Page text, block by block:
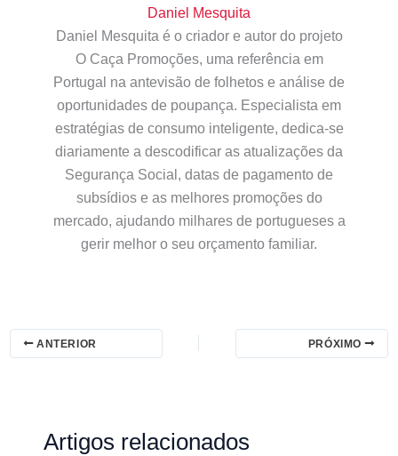
Daniel Mesquita
Daniel Mesquita é o criador e autor do projeto
O Caça Promoções, uma referência em
Portugal na antevisão de folhetos e análise de
oportunidades de poupança. Especialista em
estratégias de consumo inteligente, dedica-se
diariamente a descodificar as atualizações da
Segurança Social, datas de pagamento de
subsídios e as melhores promoções do
mercado, ajudando milhares de portugueses a
gerir melhor o seu orçamento familiar.
ANTERIOR PRÓXIMO
Artigos relacionados